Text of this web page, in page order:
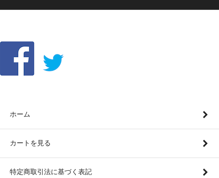
ホーム
カートを見る
特定商取引法に基づく表記